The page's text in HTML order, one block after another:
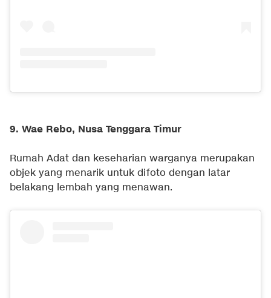
9. Wae Rebo, Nusa Tenggara Timur
Rumah Adat dan keseharian warganya merupakan
objek yang menarik untuk difoto dengan latar
belakang lembah yang menawan.